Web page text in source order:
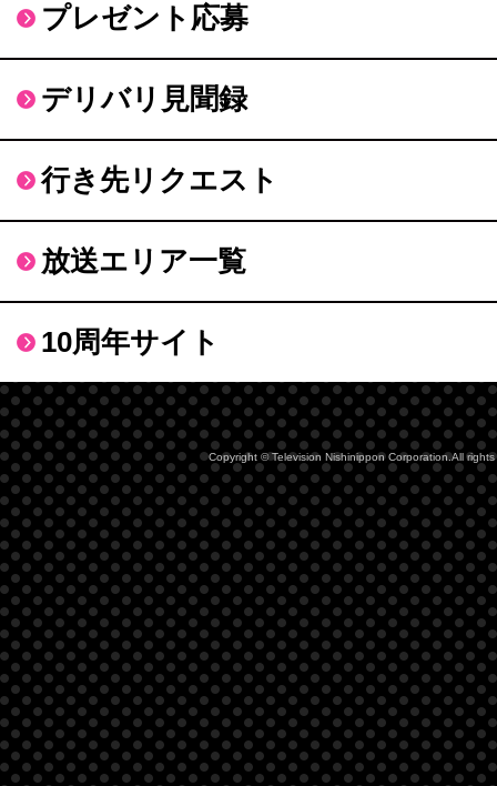
プレゼント応募
デリバリ見聞録
行き先リクエスト
放送エリア一覧
10周年サイト
Copyright © Television Nishinippon Corporation.All